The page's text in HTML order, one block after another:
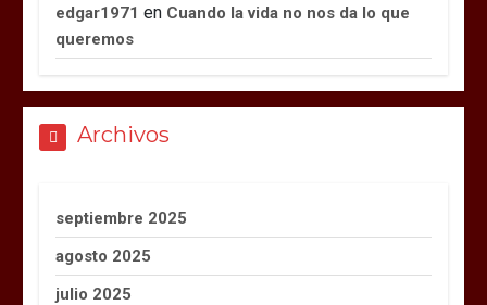
edgar1971 en Cuando la vida no nos da lo que
queremos
Archivos
septiembre 2025
agosto 2025
julio 2025